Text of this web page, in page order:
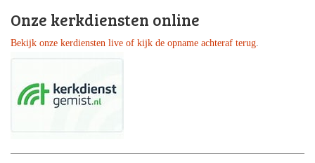
Onze kerkdiensten online
Bekijk onze kerdiensten live of kijk de opname achteraf terug